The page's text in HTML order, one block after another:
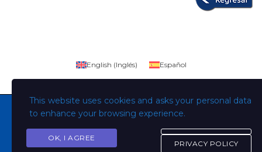
Copyright © Todos los derechos son de la Universidad
This website uses cookies and asks your personal data
to enhance your browsing experience.
OK, I AGREE
PRIVACY POLICY
English (Inglés) Español